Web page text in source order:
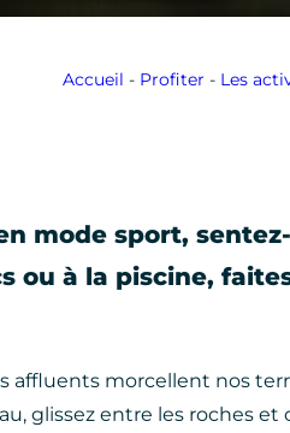
Accueil - Profiter - Les
mode sport,
ou à la piscine,
affluents morcellent nos
glissez entre les roches